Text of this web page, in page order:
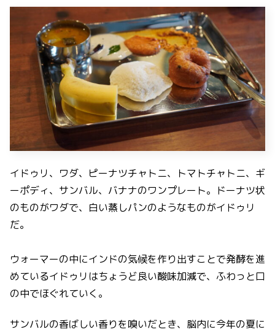
イドゥリ、ワダ、ピーナツチャトニ、トマトチャトニ、ギ
ーポディ、サンバル、バナナのワンプレート。ドーナツ状
のものがワダで、白い蒸しパンのようなものがイドゥリ
だ。
ウォーマーの中にインドの気候を作り出すことで発酵を進
めているイドゥリはちょうど良い酸味加減で、ふわっと口
の中でほぐれていく。
サンバルの香ばしい香りを嗅いだとき、脳内に今年の夏に